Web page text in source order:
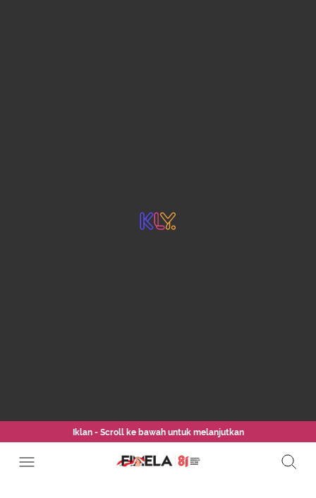
Iklan - Scroll ke bawah untuk melanjutkan